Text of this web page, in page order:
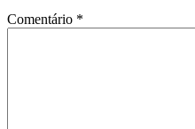
Comentário *